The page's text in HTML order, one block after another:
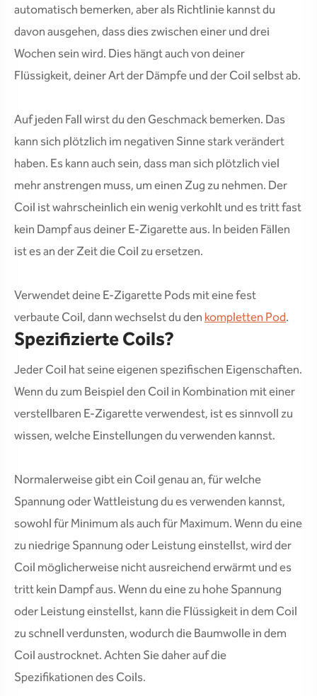
automatisch bemerken, aber als Richtlinie kannst du
davon ausgehen, dass dies zwischen einer und drei
Wochen sein wird. Dies hängt auch von deiner
Flüssigkeit, deiner Art der Dämpfe und der Coil selbst ab.
Auf jeden Fall wirst du den Geschmack bemerken. Das
kann sich plötzlich im negativen Sinne stark verändert
haben. Es kann auch sein, dass man sich plötzlich viel
mehr anstrengen muss, um einen Zug zu nehmen. Der
Coil ist wahrscheinlich ein wenig verkohlt und es tritt fast
kein Dampf aus deiner E-Zigarette aus. In beiden Fällen
ist es an der Zeit die Coil zu ersetzen.
Verwendet deine E-Zigarette Pods mit eine fest
verbaute Coil, dann wechselst du denkompletten Pod.
Spezifizierte Coils?
Jeder Coil hat seine eigenen spezifischen Eigenschaften.
Wenn du zum Beispiel den Coil in Kombination mit einer
verstellbaren E-Zigarette verwendest, ist es sinnvoll zu
wissen, welche Einstellungen du verwenden kannst.
Normalerweise gibt ein Coil genau an, für welche
Spannung oder Wattleistung du es verwenden kannst,
sowohl für Minimum als auch für Maximum. Wenn du eine
zu niedrige Spannung oder Leistung einstellst, wird der
Coil möglicherweise nicht ausreichend erwärmt und es
tritt kein Dampf aus. Wenn du eine zu hohe Spannung
oder Leistung einstellst, kann die Flüssigkeit in dem Coil
zu schnell verdunsten, wodurch die Baumwolle in dem
Coil austrocknet. Achten Sie daher auf die
Spezifikationen des Coils.